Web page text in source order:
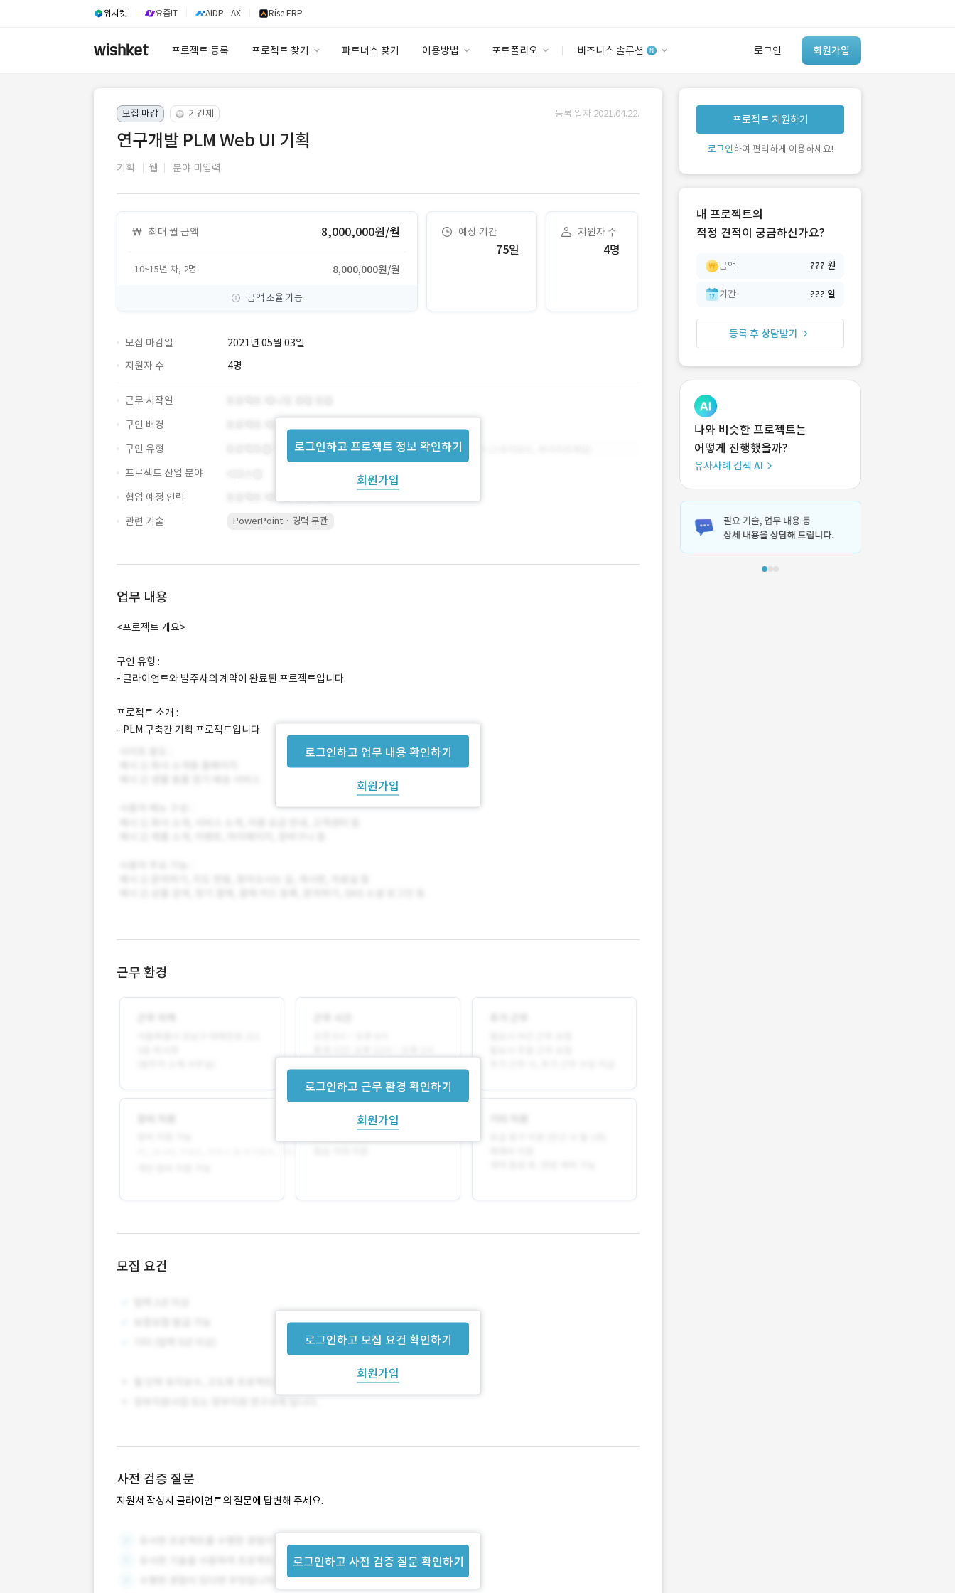
위시켓 요즘IT AIDP - AX Rise ERP
프로젝트 등록 프로젝트 찾기 파트너스 찾기 이용방법 포트폴리오 비즈니스 솔루션 로그인 회원가입
안심 코드 케어
유사사례 검색 AI
‘이런 거’ 만들어본
개발 회사 있어?
모집 마감 기간제 등록 일자 2021.04.22.
연구개발 PLM Web UI 기획
기획 웹 분야 미입력
최대 월 금액 8,000,000원/월
10~15년 차, 2명 8,000,000원/월
금액 조율 가능
예상 기간
75일
지원자 수
4명
모집 마감일
2021년 05월 03일
지원자 수
4명
로그인하고 프로젝트 정보 확인하기
회원가입
근무 시작일
구인 배경
구인 유형
프로젝트 산업 분야
협업 예정 인력
관련 기술
PowerPoint · 경력 무관
업무 내용
로그인하고 업무 내용 확인하기
회원가입
<프로젝트 개요>
구인 유형 :
- 클라이언트와 발주사의 계약이 완료된 프로젝트입니다.
프로젝트 소개 :
- PLM 구축간 기획 프로젝트입니다.
근무 환경
로그인하고 근무 환경 확인하기
회원가입
모집 요건
로그인하고 모집 요건 확인하기
회원가입
사전 검증 질문
지원서 작성시 클라이언트의 질문에 답변해 주세요.
로그인하고 사전 검증 질문 확인하기
프로젝트 지원하기
로그인하여 편리하게 이용하세요!
내 프로젝트의
적정 견적이 궁금하신가요?
금액 ??? 원
기간 ??? 일
등록 후 상담받기
나와 비슷한 프로젝트는
어떻게 진행했을까?
유사사례 검색 AI